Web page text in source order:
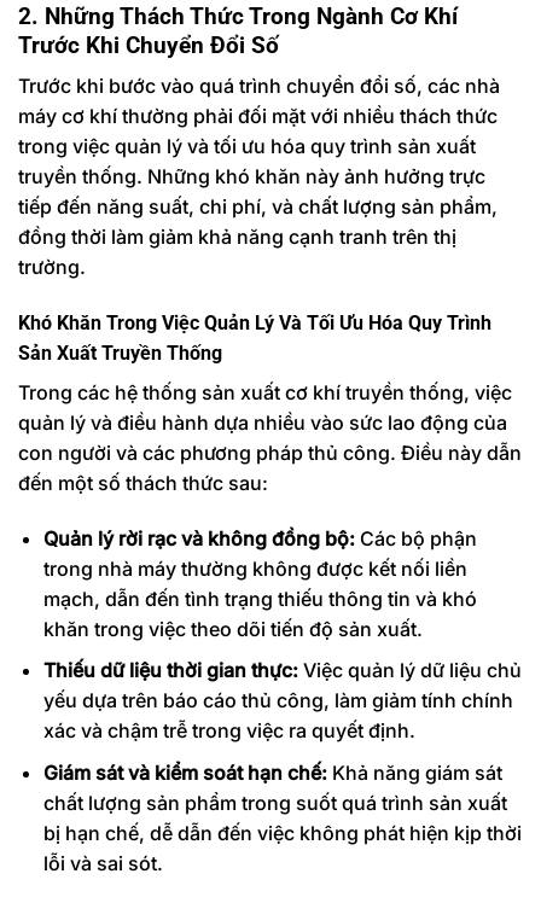
2. Những Thách Thức Trong Ngành Cơ Khí
Trước Khi Chuyển Đổi Số
Trước khi bước vào quá trình chuyển đổi số, các nhà
máy cơ khí thường phải đối mặt với nhiều thách thức
trong việc quản lý và tối ưu hóa quy trình sản xuất
truyền thống. Những khó khăn này ảnh hưởng trực
tiếp đến năng suất, chi phí, và chất lượng sản phẩm,
đồng thời làm giảm khả năng cạnh tranh trên thị
trường.
Khó Khăn Trong Việc Quản Lý Và Tối Ưu Hóa Quy Trình
Sản Xuất Truyền Thống
Trong các hệ thống sản xuất cơ khí truyền thống, việc
quản lý và điều hành dựa nhiều vào sức lao động của
con người và các phương pháp thủ công. Điều này dẫn
đến một số thách thức sau:
Quản lý rời rạc và không đồng bộ:Các bộ phận
trong nhà máy thường không được kết nối liền
mạch, dẫn đến tình trạng thiếu thông tin và khó
khăn trong việc theo dõi tiến độ sản xuất.
Thiếu dữ liệu thời gian thực:Việc quản lý dữ liệu chủ
yếu dựa trên báo cáo thủ công, làm giảm tính chính
xác và chậm trễ trong việc ra quyết định.
Giám sát và kiểm soát hạn chế:Khả năng giám sát
chất lượng sản phẩm trong suốt quá trình sản xuất
bị hạn chế, dễ dẫn đến việc không phát hiện kịp thời
lỗi và sai sót.